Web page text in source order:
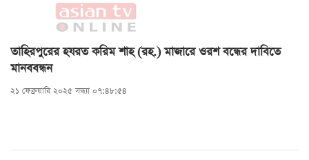
তাহিরপুরের হযরত করিম শাহ (রহ.) মাজারে ওরশ বন্ধের দাবিতে
মানববন্ধন
২১ ফেব্রুয়ারি ২০২৫ সন্ধ্যা ০৭:৪৮:৫৪